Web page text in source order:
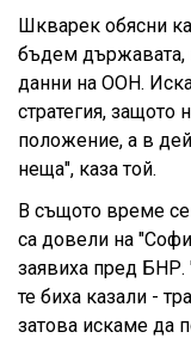
Шкварек обясни
бъдем държавата,
данни на ООН.
стратегия,
положение, а в
неща", каза той.
В същото време
са довели на
заявиха пред
те биха казали -
затова искаме да